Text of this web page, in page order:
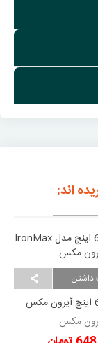
اند:
سیم چین 6 اینچ آیرون مکس
IronMax
مکس